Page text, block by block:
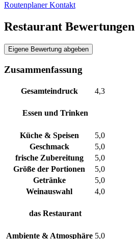
RoutenplanerKontakt
Restaurant Bewertungen
Eigene Bewertung abgeben
Zusammenfassung
Gesamteindruck 4,3
Essen und Trinken
Küche & Speisen
5,0
Geschmack
5,0
frische Zubereitung
5,0
Größe der Portionen
5,0
Getränke
5,0
Weinauswahl
4,0
das Restaurant
Ambiente & Atmosphäre 5,0